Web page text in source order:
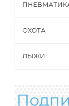
ОХОТА
ЛЫЖИ